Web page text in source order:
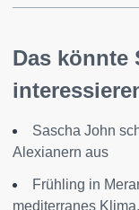
Das könnte
Sascha John
Alexianern aus
Frühling in
mediterranes